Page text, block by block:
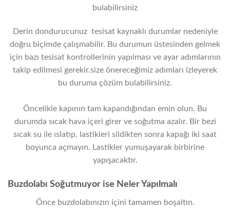
bulabilirsiniz
Derin dondurucunuz tesisat kaynaklı durumlar nedeniyle
doğru biçimde çalışmabilir. Bu durumun üstesinden gelmek
için bazı tesisat kontrollerinin yapılması ve ayar adımlarının
takip edilmesi gerekir.size önereceğimiz adımları izleyerek
bu duruma çözüm bulabilirsiniz.
Öncelikle kapının tam kapandığından emin olun. Bu
durumda sıcak hava içeri girer ve soğutma azalır. Bir bezi
sıcak su ile ıslatıp, lastikleri sildikten sonra kapağı iki saat
boyunca açmayın. Lastikler yumuşayarak birbirine
yapışacaktır.
Buzdolabı Soğutmuyor ise Neler Yapılmalı
Önce buzdolabınızın içini tamamen boşaltın.